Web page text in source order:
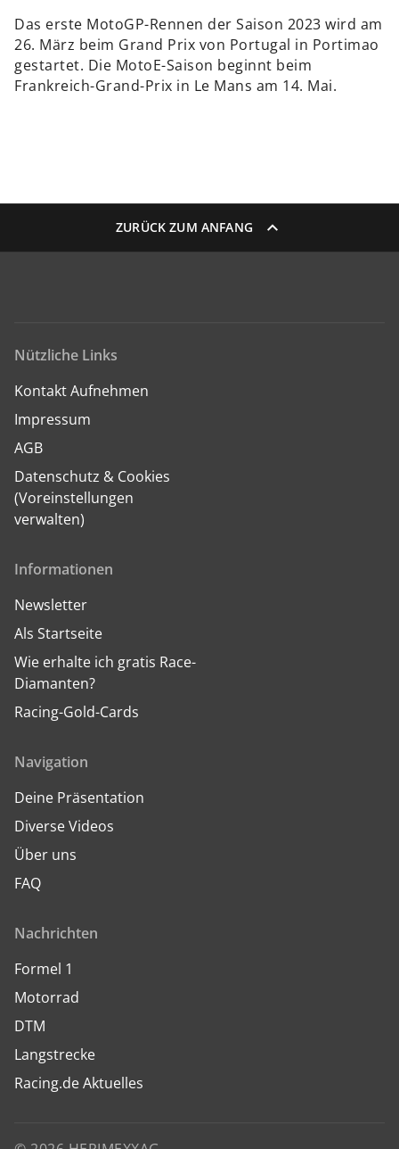
Das erste MotoGP-Rennen der Saison 2023 wird am
26. März beim Grand Prix von Portugal in Portimao
gestartet. Die MotoE-Saison beginnt beim
Frankreich-Grand-Prix in Le Mans am 14. Mai.
ZURÜCK ZUM ANFANG
Nützliche Links
Kontakt Aufnehmen
Impressum
AGB
Datenschutz & Cookies
(Voreinstellungen
verwalten)
Informationen
Newsletter
Als Startseite
Wie erhalte ich gratis Race-
Diamanten?
Racing-Gold-Cards
Navigation
Deine Präsentation
Diverse Videos
Über uns
FAQ
Nachrichten
Formel 1
Motorrad
DTM
Langstrecke
Racing.de Aktuelles